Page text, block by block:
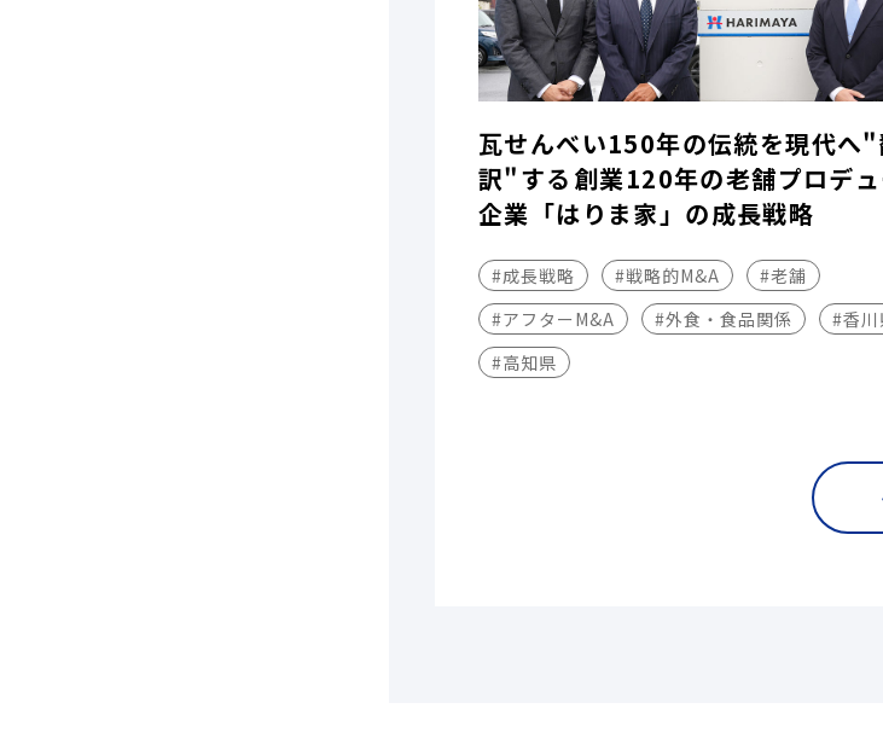
瓦せんべい150年の伝統を現代へ"
訳"する――創業120年の老舗プロデ
企業「はりま家」の成長戦略
#成長戦略 #戦略的M&A
#老舗
#アフターM&A
#外食・食品関係
#香川
#高知県